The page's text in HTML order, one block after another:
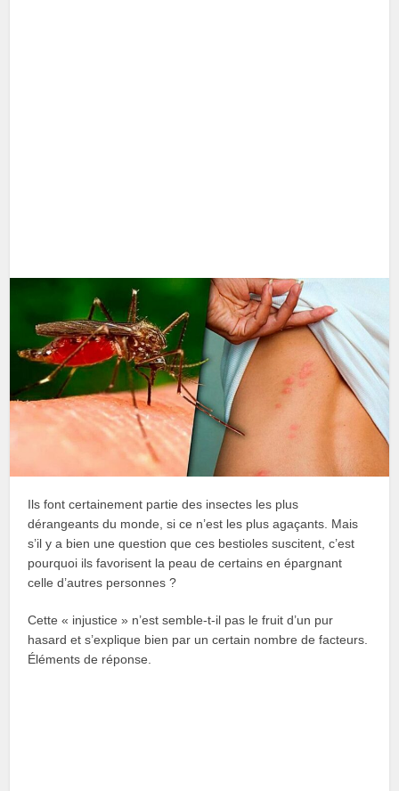
Ils font certainement partie des insectes les plus
dérangeants du monde, si ce n’est les plus agaçants. Mais
s’il y a bien une question que ces bestioles suscitent, c’est
pourquoi ils favorisent la peau de certains en épargnant
celle d’autres personnes ?
Cette « injustice » n’est semble-t-il pas le fruit d’un pur
hasard et s’explique bien par un certain nombre de facteurs.
Éléments de réponse.